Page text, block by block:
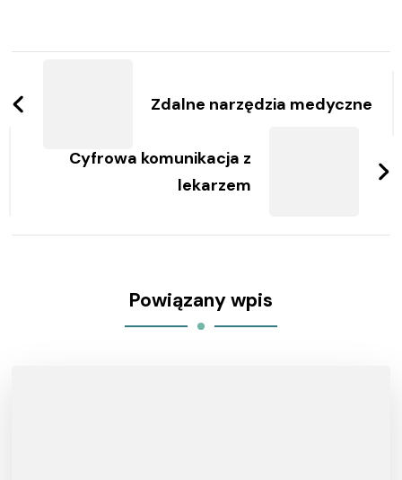
wpisy
Zdalne narzędzia medyczne
Cyfrowa komunikacja z
lekarzem
Powiązany wpis